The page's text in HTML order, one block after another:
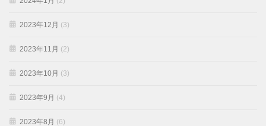
2023年12月 (3)
2023年11月 (2)
2023年10月 (3)
2023年9月 (4)
2023年8月 (6)